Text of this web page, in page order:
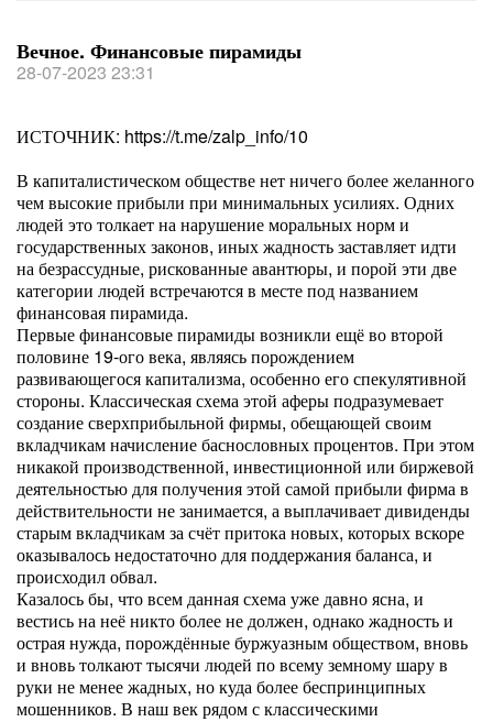
Вечное. Финансовые пирамиды
28-07-2023 23:31
ИСТОЧНИК: https://t.me/zalp_info/10
В капиталистическом обществе нет ничего более желанного
чем высокие прибыли при минимальных усилиях. Одних
людей это толкает на нарушение моральных норм и
государственных законов, иных жадность заставляет идти
на безрассудные, рискованные авантюры, и порой эти две
категории людей встречаются в месте под названием
финансовая пирамида.
Первые финансовые пирамиды возникли ещё во второй
половине 19-ого века, являясь порождением
развивающегося капитализма, особенно его спекулятивной
стороны. Классическая схема этой аферы подразумевает
создание сверхприбыльной фирмы, обещающей своим
вкладчикам начисление баснословных процентов. При этом
никакой производственной, инвестиционной или биржевой
деятельностью для получения этой самой прибыли фирма в
действительности не занимается, а выплачивает дивиденды
старым вкладчикам за счёт притока новых, которых вскоре
оказывалось недостаточно для поддержания баланса, и
происходил обвал.
Казалось бы, что всем данная схема уже давно ясна, и
вестись на неё никто более не должен, однако жадность и
острая нужда, порождённые буржуазным обществом, вновь
и вновь толкают тысячи людей по всему земному шару в
руки не менее жадных, но куда более беспринципных
мошенников. В наш век рядом с классическими